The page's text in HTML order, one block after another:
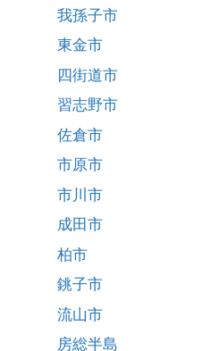
我孫子市
東金市
四街道市
習志野市
佐倉市
市原市
市川市
成田市
柏市
銚子市
流山市
房総半島